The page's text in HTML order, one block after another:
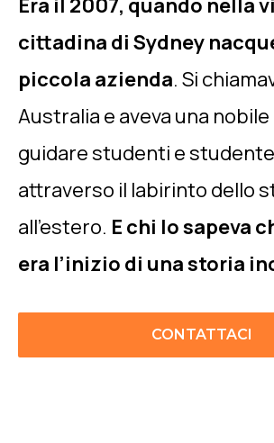
cittadina di Sydney
piccola azienda. Si
Australia e aveva una
guidare studenti e
attraverso il labirinto dello
all’estero. E chi lo sapeva
era l’inizio di una storia
CONTATTACI